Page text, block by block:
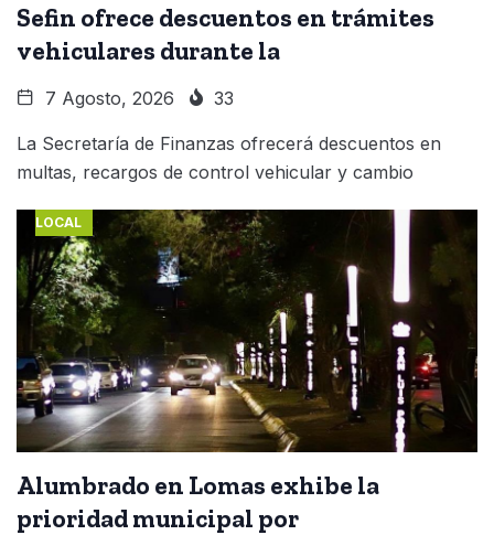
Sefin ofrece descuentos en trámites
vehiculares durante la
7 Agosto, 2026 33
La Secretaría de Finanzas ofrecerá descuentos en
multas, recargos de control vehicular y cambio
LOCAL
Alumbrado en Lomas exhibe la
prioridad municipal por